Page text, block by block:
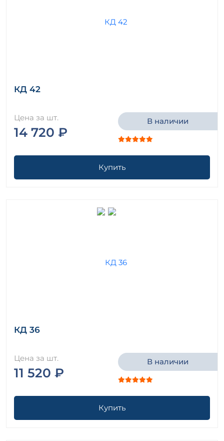
КД 42
Цена за шт.
14 720 ₽
В наличии
Купить
КД 36
Цена за шт.
11 520 ₽
В наличии
Купить